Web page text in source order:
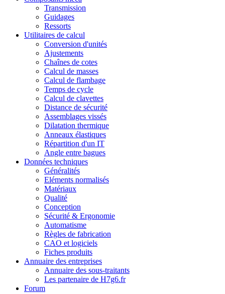
Transmission
Guidages
Ressorts
Utilitaires de calcul
Conversion d'unités
Ajustements
Chaînes de cotes
Calcul de masses
Calcul de flambage
Temps de cycle
Calcul de clavettes
Distance de sécurité
Assemblages vissés
Dilatation thermique
Anneaux élastiques
Répartition d'un IT
Angle entre bagues
Données techniques
Généralités
Eléments normalisés
Matériaux
Qualité
Conception
Sécurité & Ergonomie
Automatisme
Règles de fabrication
CAO et logiciels
Fiches produits
Annuaire des entreprises
Annuaire des sous-traitants
Les partenaire de H7g6.fr
Forum